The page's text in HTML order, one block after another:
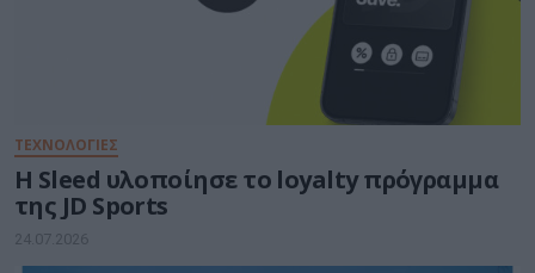
ΤΕΧΝΟΛΟΓΙΕΣ
Η Sleed υλοποίησε το loyalty πρόγραμμα
της JD Sports
24.07.2026